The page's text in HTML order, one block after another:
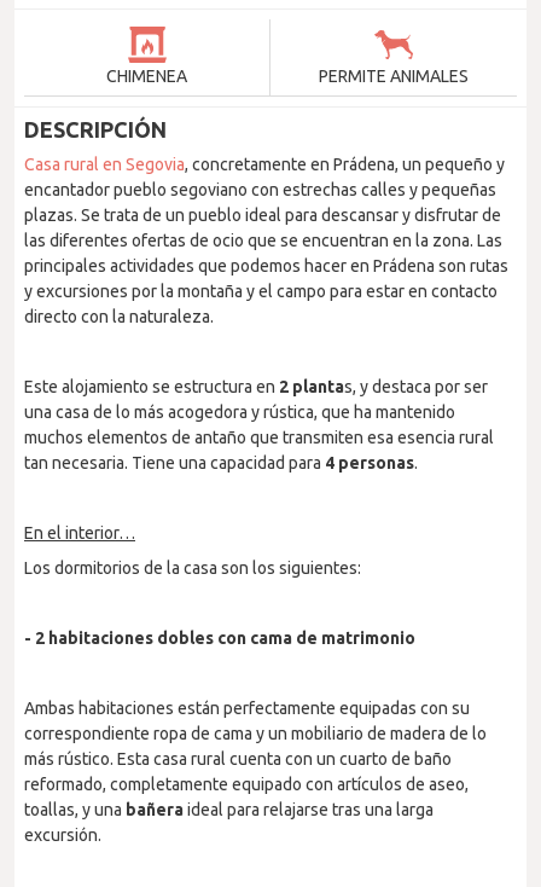
CHIMENEA PERMITE ANIMALES
DESCRIPCIÓN
Casa rural en Segovia, concretamente en Prádena, un pequeño y
encantador pueblo segoviano con estrechas calles y pequeñas
plazas. Se trata de un pueblo ideal para descansar y disfrutar de
las diferentes ofertas de ocio que se encuentran en la zona. Las
principales actividades que podemos hacer en Prádena son rutas
y excursiones por la montaña y el campo para estar en contacto
directo con la naturaleza.
Este alojamiento se estructura en 2 plantas, y destaca por ser
una casa de lo más acogedora y rústica, que ha mantenido
muchos elementos de antaño que transmiten esa esencia rural
tan necesaria. Tiene una capacidad para 4 personas.
En el interior…
Los dormitorios de la casa son los siguientes:
- 2 habitaciones dobles con cama de matrimonio
Ambas habitaciones están perfectamente equipadas con su
correspondiente ropa de cama y un mobiliario de madera de lo
más rústico. Esta casa rural cuenta con un cuarto de baño
reformado, completamente equipado con artículos de aseo,
toallas, y una bañeraideal para relajarse tras una larga
excursión.